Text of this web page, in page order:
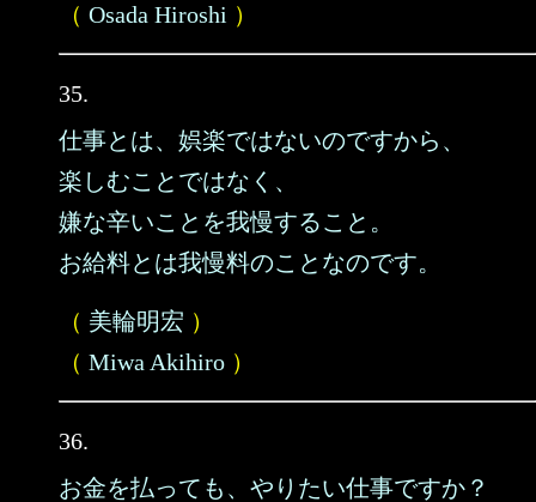
（ Osada Hiroshi ）
35.
仕事とは、娯楽ではないのですから、
楽しむことではなく、
嫌な辛いことを我慢すること。
お給料とは我慢料のことなのです。
（ 美輪明宏 ）
（ Miwa Akihiro ）
36.
お金を払っても、やりたい仕事ですか？